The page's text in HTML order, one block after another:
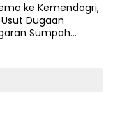
ke Kemendagri,
Dugaan
Sumpah